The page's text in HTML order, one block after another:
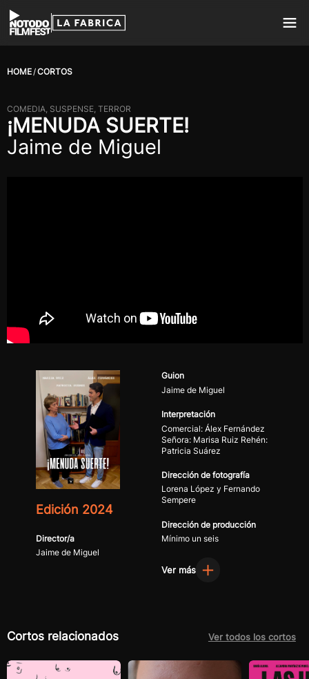
HOME CORTOS
COMEDIA, SUSPENSE, TERROR
¡MENUDA SUERTE!
Jaime de Miguel
Edición 2024
Director/a
Jaime de Miguel
Guion
Jaime de Miguel
Interpretación
Comercial: Álex Fernández
Señora: Marisa Ruiz Rehén:
Patricia Suárez
Dirección de fotografía
Lorena López y Fernando
Sempere
Dirección de producción
Mínimo un seis
Ver más
Cortos relacionados Ver todos los cortos